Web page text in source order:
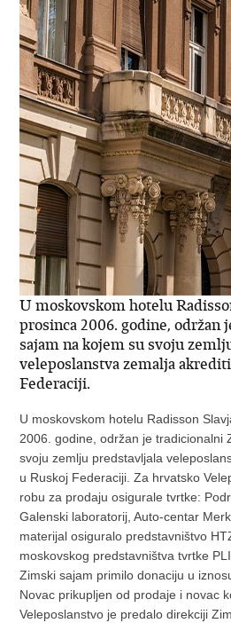
U moskovskom hotelu
prosinca 2006. godine,
sajam na kojem su svoju
veleposlanstva zemalja
Federaciji.
U moskovskom hotelu Radisson
2006. godine, održan je tradicionalni
svoju zemlju predstavljala
u Ruskoj Federaciji. Za hrvatsko
robu za prodaju osigurale tvrtke:
Galenski laboratorij, Auto-centar
materijal osiguralo predstavništvo
moskovskog predstavništva tvrtke
Zimski sajam primilo donaciju u
Novac prikupljen od prodaje i novac
Veleposlanstvo je predalo direkciji